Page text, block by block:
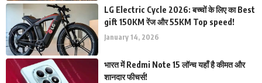
LG Electric Cycle 2026: बच्चों के लिए का Best
gift 150KM रेंज और 55KM Top speed!
January 14, 2026
भारत में Redmi Note 15 लॉन्च यहाँ है कीमत और
शानदार फीचर्स!